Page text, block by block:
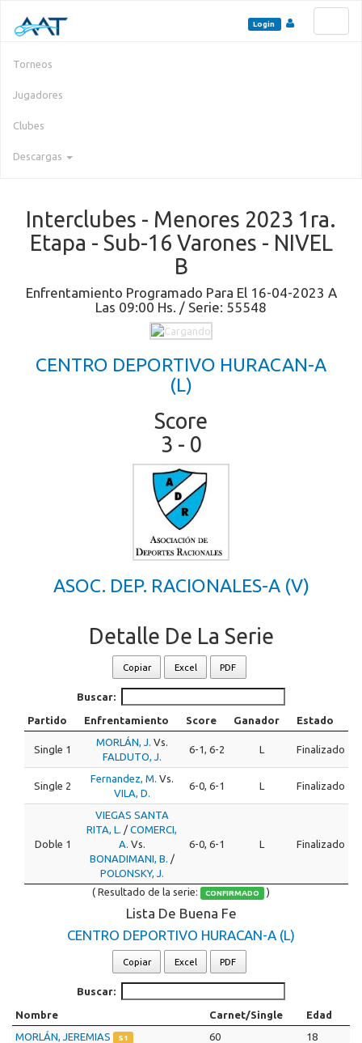
Torneos
Jugadores
Clubes
Descargas
Login
Interclubes - Menores 2023 1ra.
Etapa - Sub-16 Varones - NIVEL
B
Enfrentamiento Programado Para El 16-04-2023 A
Las 09:00 Hs. / Serie: 55548
CENTRO DEPORTIVO HURACAN-A
(L)
Score
3 - 0
ASOC. DEP. RACIONALES-A (V)
Detalle De La Serie
Copiar Excel PDF
Buscar:
Partido Enfrentamiento Score Ganador Estado
Single 1
MORLÁN, J. Vs.
FALDUTO, J.
6-1, 6-2 L Finalizado
Single 2
Fernandez, M. Vs.
VILA, D.
6-0, 6-1 L Finalizado
Doble 1
VIEGAS SANTA
RITA, L. / COMERCI,
A. Vs.
BONADIMANI, B. /
POLONSKY, J.
6-0, 6-1 L Finalizado
( Resultado de la serie: CONFIRMADO )
Lista De Buena Fe
CENTRO DEPORTIVO HURACAN-A (L)
Copiar Excel PDF
Buscar:
Nombre Carnet/Single
Edad
MORLÁN, JEREMIAS
S1 60
18